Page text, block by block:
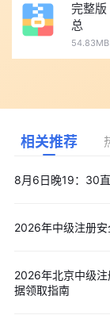
完整
总
54.83MB
相关推荐
8月6日晚19：30
2026年中级注册
2026年北京中级
据领取指南